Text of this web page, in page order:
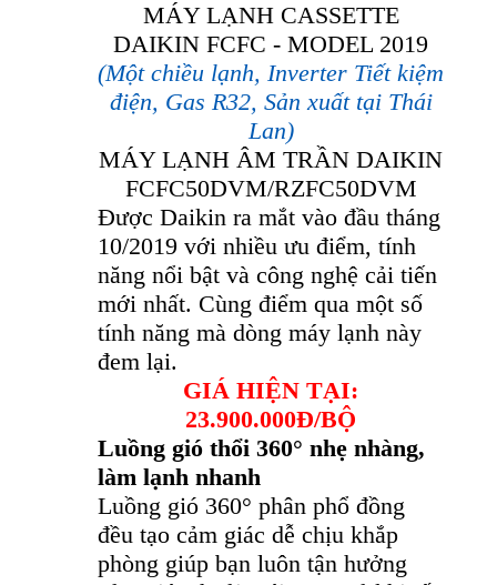
MÁY LẠNH CASSETTE
DAIKIN FCFC - MODEL 2019
(Một chiều lạnh, Inverter Tiết kiệm
điện, Gas R32, Sản xuất tại Thái
Lan)
MÁY LẠNH ÂM TRẦN DAIKIN
FCFC50DVM/RZFC50DVM
Được Daikin ra mắt vào đầu tháng
10/2019 với nhiều ưu điểm, tính
năng nổi bật và công nghệ cải tiến
mới nhất. Cùng điểm qua một số
tính năng mà dòng máy lạnh này
đem lại.
GIÁ HIỆN TẠI:
23.900.000Đ/BỘ
Luồng gió thổi 360° nhẹ nhàng,
làm lạnh nhanh
Luồng gió 360° phân phổ đồng
đều tạo cảm giác dễ chịu khắp
phòng giúp bạn luôn tận hưởng